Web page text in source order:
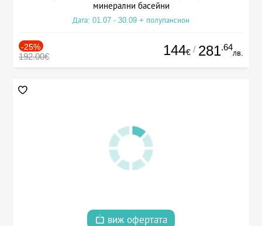
минерални басейни
Дата: 01.07 - 30.09 + полупансион
-25%
192.00€ 144€ / 281.64
лв.
виж офертата